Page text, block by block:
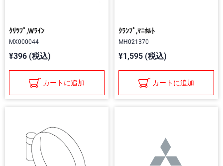
ｸﾘﾂﾌﾟ,Wﾗｲﾝ
MX000044
¥396 (税込)
カートに追加
ｸﾗﾝﾌﾟ,ﾏﾆﾎﾙﾄ
MH021370
¥1,595 (税込)
カートに追加